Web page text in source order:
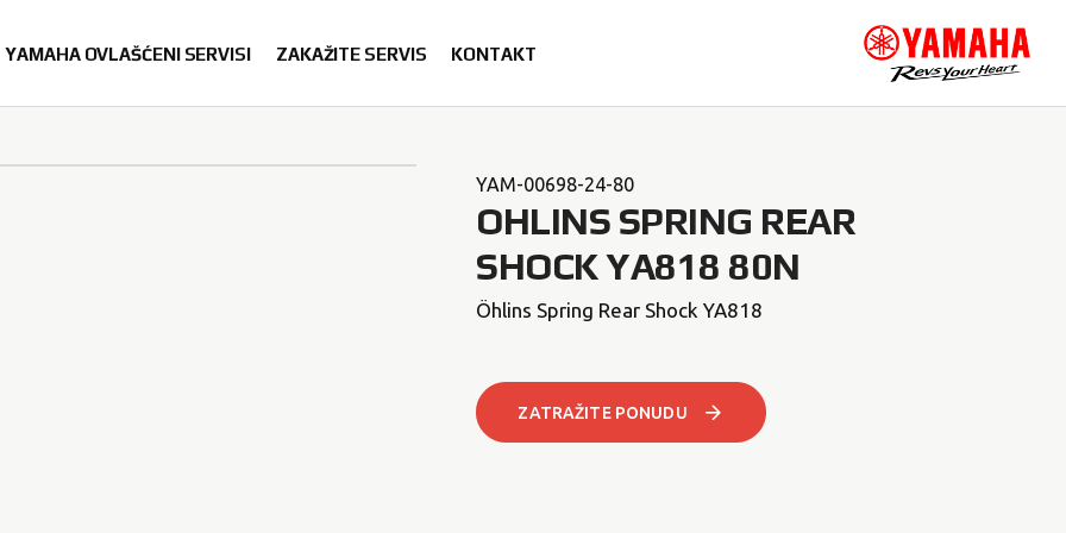
YAMAHA OVLAŠĆENI SERVISI ZAKAŽITE SERVIS KONTAKT
YAM-00698-24-80
OHLINS SPRING REAR
SHOCK YA818 80N
Öhlins Spring Rear Shock YA818
ZATRAŽITE PONUDU